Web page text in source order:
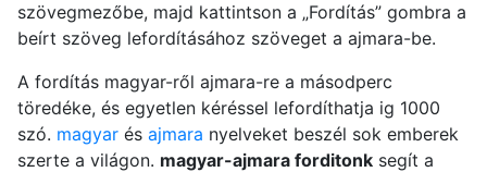
szövegmezőbe, majd kattintson a „Fordítás” gombra a
beírt szöveg lefordításához szöveget a ajmara-be.
A fordítás magyar-ről ajmara-re a másodperc
töredéke, és egyetlen kéréssel lefordíthatja ig 1000
szó. magyarés ajmara nyelveket beszél sok emberek
szerte a világon. magyar-ajmara forditonksegít a